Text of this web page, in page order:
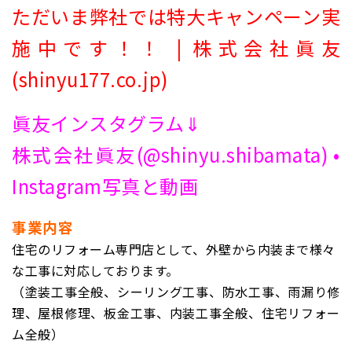
ただいま弊社では特大キャンペーン実
施中です！！ | 株式会社眞友
(shinyu177.co.jp)
眞友インスタグラム⇓
株式会社眞友(@shinyu.shibamata) •
Instagram写真と動画
事業内容
住宅のリフォーム専門店として、外壁から内装まで様々
な工事に対応しております。
（塗装工事全般、シーリング工事、防水工事、雨漏り修
理、屋根修理、板金工事、内装工事全般、住宅リフォー
ム全般）